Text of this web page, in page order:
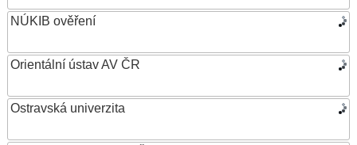
NÚKIB ověření
Orientální ústav AV ČR
Ostravská univerzita